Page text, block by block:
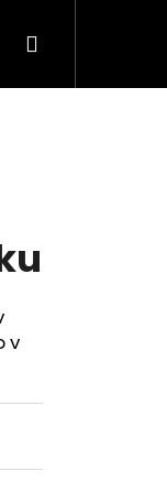
objednať
Nákupný
v